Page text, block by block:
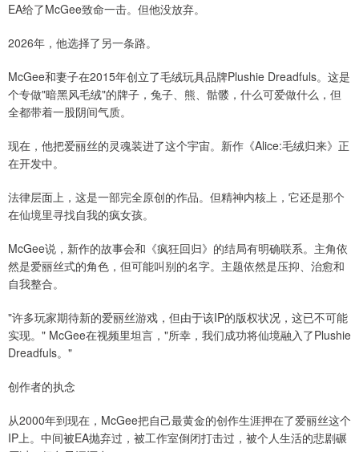
EA给了McGee致命一击。但他没放弃。
2026年，他选择了另一条路。
McGee和妻子在2015年创立了毛绒玩具品牌Plushie Dreadfuls。这是
个专做"暗黑风毛绒"的牌子，兔子、熊、骷髅，什么可爱做什么，但
全都带着一股阴间气质。
现在，他把爱丽丝的灵魂装进了这个宇宙。新作《Alice:毛绒归来》正
在开发中。
法律层面上，这是一部完全原创的作品。但精神内核上，它还是那个
在仙境里寻找自我的疯女孩。
McGee说，新作的故事会和《疯狂回归》的结局有明确联系。主角依
然是爱丽丝式的角色，但可能叫别的名字。主题依然是压抑、治愈和
自我整合。
"许多玩家期待新的爱丽丝游戏，但由于该IP的版权状况，这已不可能
实现。" McGee在视频里坦言，"所幸，我们成功将仙境融入了Plushie
Dreadfuls。"
创作者的执念
从2000年到现在，McGee把自己最黄金的创作生涯押在了爱丽丝这个
IP上。中间被EA抛弃过，被工作室倒闭打击过，被个人生活的悲剧碾